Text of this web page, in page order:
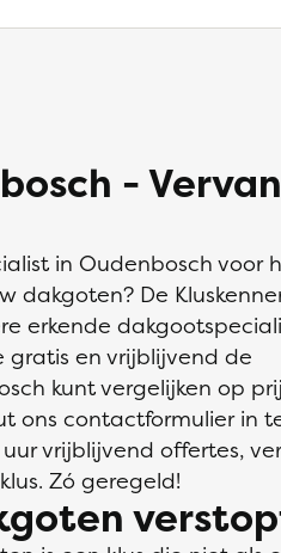
-
in Oudenbosch voor
dakgoten? De
erkende
gratis en vrijblijvend de
kunt vergelijken op
ons contactformulier in
vrijblijvend offertes,
Zó geregeld!